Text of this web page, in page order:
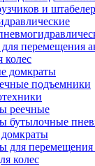
и
перемещения
колес
домкраты
подъемники
реечные
бутылочные
для перемещения
колес